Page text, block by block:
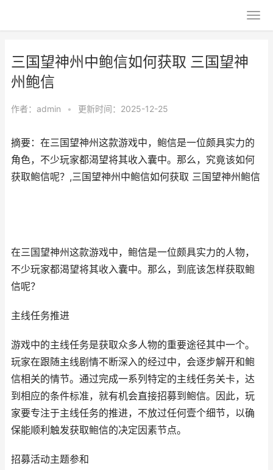
三国望神州中鲍信如何获取 三国望神
州鲍信
作者： admin • 更新时间：2025-12-25
摘要：在三国望神州这款游戏中，鲍信是一位颇具实力的
角色，不少玩家都渴望将其收入囊中。那么，究竟该如何
获取鲍信呢？,三国望神州中鲍信如何获取 三国望神州鲍信
在三国望神州这款游戏中，鲍信是一位颇具实力的人物，
不少玩家都渴望将其收入囊中。那么，到底该怎样获取鲍
信呢？
主线任务推进
游戏中的主线任务是获取众多人物的重要途径其中一个。
玩家在跟随主线剧情不断深入的经过中，会逐步解开和鲍
信相关的情节。通过完成一系列特定的主线任务关卡，达
到相应的条件标准，就有机会直接招募到鲍信。因此，玩
家要专注于主线任务的推进，不放过任何壹个细节，以确
保能顺利触发获取鲍信的决定因素节点。
招募活动主题参和